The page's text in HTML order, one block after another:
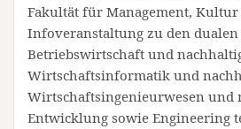
Fakultät für Management,
Infoveranstaltung zu den dualen
Betriebswirtschaft und
Wirtschaftsinformatik und
Wirtschaftsingenieurwesen und
Entwicklung sowie Engineering